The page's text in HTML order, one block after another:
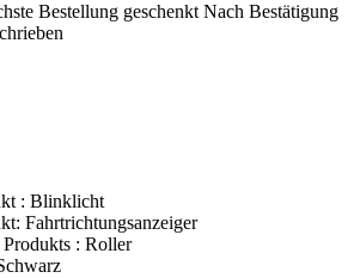
Bestellung geschenkt Nach Bestätigung
: Blinklicht
Fahrtrichtungsanzeiger
: Roller